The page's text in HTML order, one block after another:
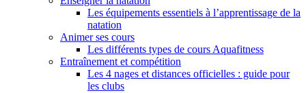
Les équipements essentiels à l’apprentissage de la
natation
Animer ses cours
Les différents types de cours Aquafitness
Entraînement et compétition
Les 4 nages et distances officielles : guide pour
les clubs